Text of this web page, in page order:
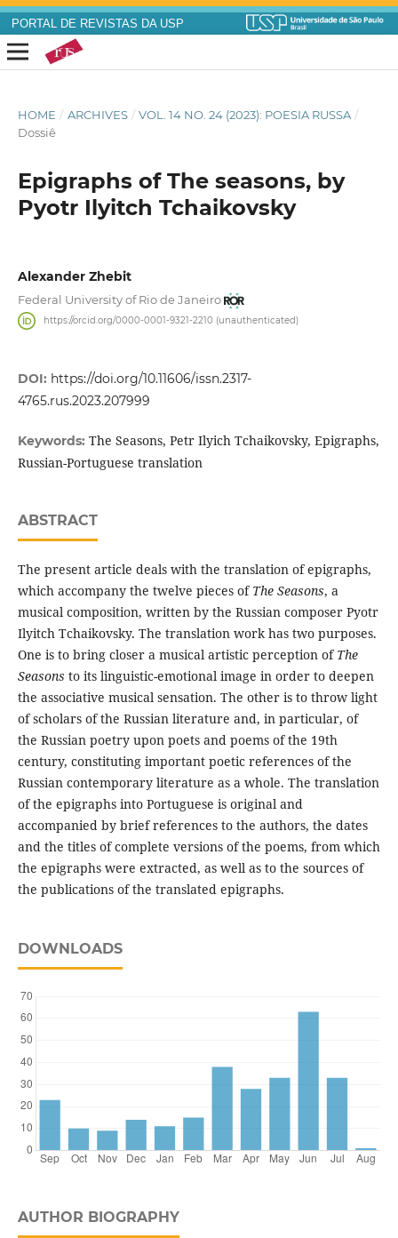
PORTAL DE REVISTAS DA USP
HOME / ARCHIVES / VOL. 14 NO. 24 (2023): POESIA RUSSA /
Dossiê
Epigraphs of The seasons, by
Pyotr Ilyitch Tchaikovsky
Alexander Zhebit
Federal University of Rio de Janeiro
https://orcid.org/0000-0001-9321-2210 (unauthenticated)
DOI: https://doi.org/10.11606/issn.2317-
4765.rus.2023.207999
Keywords: The Seasons, Petr Ilyich Tchaikovsky, Epigraphs,
Russian-Portuguese translation
ABSTRACT
The present article deals with the translation of epigraphs,
which accompany the twelve pieces of The Seasons, a
musical composition, written by the Russian composer Pyotr
Ilyitch Tchaikovsky. The translation work has two purposes.
One is to bring closer a musical artistic perception of The
Seasons to its linguistic-emotional image in order to deepen
the associative musical sensation. The other is to throw light
of scholars of the Russian literature and, in particular, of
the Russian poetry upon poets and poems of the 19th
century, constituting important poetic references of the
Russian contemporary literature as a whole. The translation
of the epigraphs into Portuguese is original and
accompanied by brief references to the authors, the dates
and the titles of complete versions of the poems, from which
the epigraphs were extracted, as well as to the sources of
the publications of the translated epigraphs.
DOWNLOADS
AUTHOR BIOGRAPHY